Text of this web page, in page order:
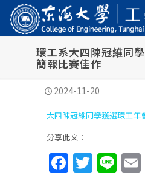
環工系大四陳冠維同
簡報比賽佳作
2024-11-20
大四陳冠維同學獲選環工年
分享此文：
Facebook
Twitter
Line